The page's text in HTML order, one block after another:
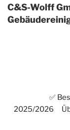
C&S-Wolff
✅
2025/2026